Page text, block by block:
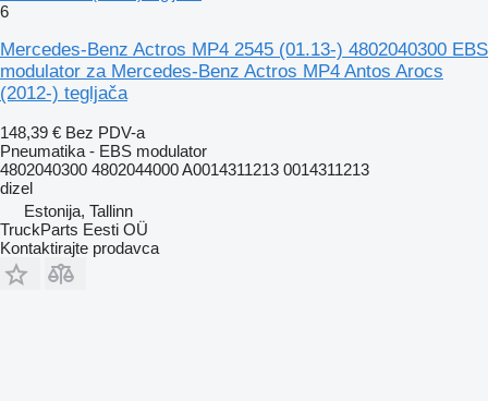
6
Mercedes-Benz Actros MP4 2545 (01.13-) 4802040300 EBS
modulator za Mercedes-Benz Actros MP4 Antos Arocs
(2012-) tegljača
148,39 € Bez PDV-a
Pneumatika - EBS modulator
4802040300 4802044000 A0014311213 0014311213
dizel
Estonija, Tallinn
TruckParts Eesti OÜ
Kontaktirajte prodavca